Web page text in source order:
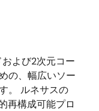
よび2次元コー
の、幅広いソー
。 ルネサスの
再構成可能プロ